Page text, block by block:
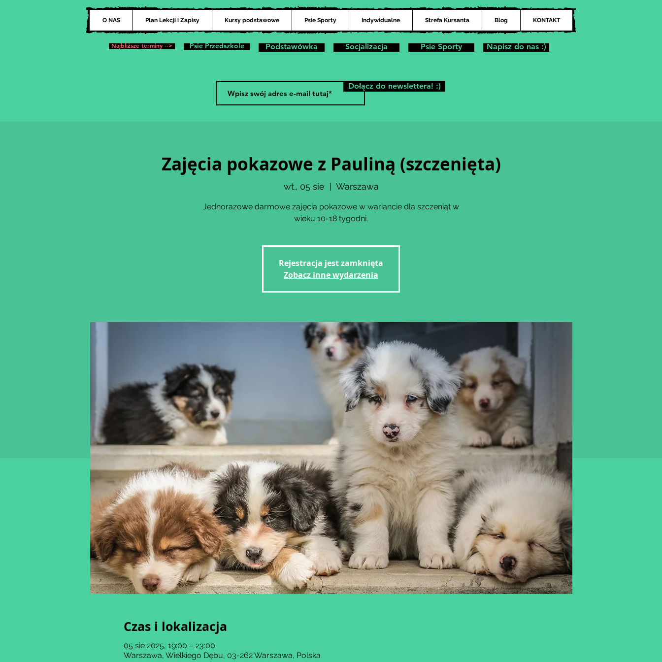
O NAS Plan Lekcji i Zapisy Kursy podstawowe Psie Sporty Indywidualne Strefa Kursanta Blog KONTAKT
Najbliższe terminy --> Psie Przedszkole Podstawówka Socjalizacja Psie Sporty Napisz do nas :)
Zajęcia pokazowe z Pauliną (szczenięta)
wt., 05 sie Warszawa
Jednorazowe darmowe zajęcia pokazowe w wariancie dla szczeniąt w
wieku 10-18 tygodni.
Rejestracja jest zamknięta
Zobacz inne wydarzenia
Czas i lokalizacja
05 sie 2025, 19:00 – 23:00
Warszawa, Wielkiego Dębu, 03-262 Warszawa, Polska
Dołącz do newslettera! :)